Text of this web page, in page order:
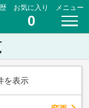
お気に入り
0
メニュー
を表示